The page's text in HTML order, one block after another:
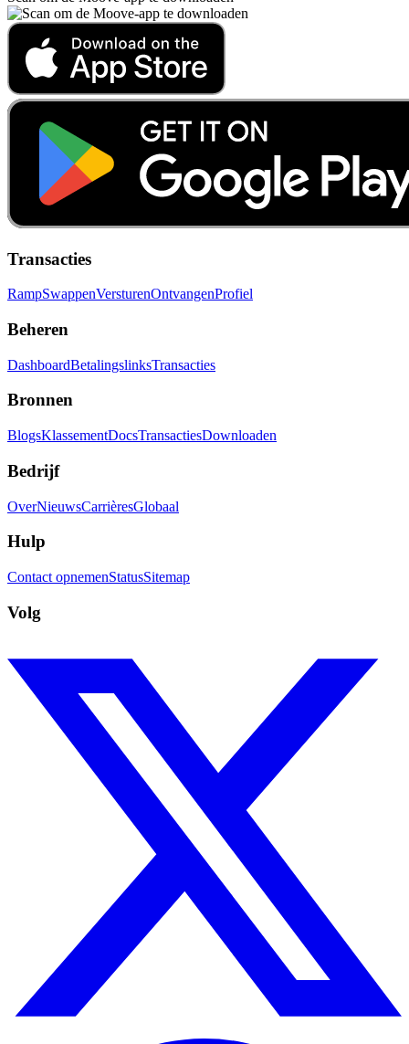
Transacties
RampSwappenVersturenOntvangenProfiel
Beheren
DashboardBetalingslinksTransacties
Bronnen
BlogsKlassementDocsTransactiesDownloaden
Bedrijf
OverNieuwsCarrièresGlobaal
Hulp
Contact opnemenStatusSitemap
Volg